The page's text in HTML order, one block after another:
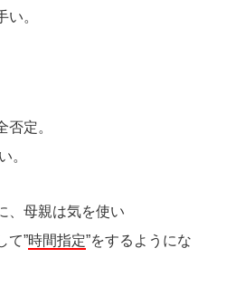
。
否定。
。
、母親は気を使い
て”時間指定”をするようにな